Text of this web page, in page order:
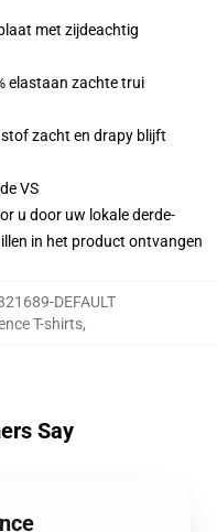
met zijdeachtig
elastaan zachte trui
zacht en drapy blijft
VS
u door uw lokale derde-
in het product ontvangen
DEFAULT
T-shirts,
Say